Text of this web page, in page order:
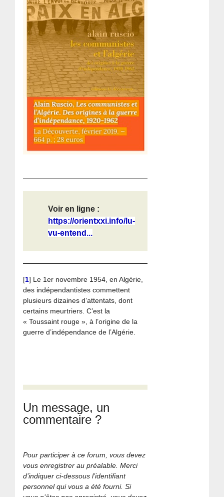
Voir en ligne :
https://orientxxi.info/lu-
vu-entend...
[1] Le 1er novembre 1954, en Algérie,
des indépendantistes commettent
plusieurs dizaines d’attentats, dont
certains meurtriers. C’est la
« Toussaint rouge », à l’origine de la
guerre d’indépendance de l’Algérie.
Un message, un
commentaire ?
Pour participer à ce forum, vous devez
vous enregistrer au préalable. Merci
d’indiquer ci-dessous l’identifiant
personnel qui vous a été fourni. Si